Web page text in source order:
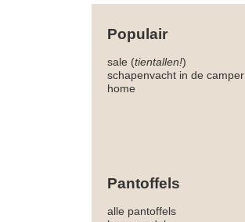
Populair
sale (tientallen!)
schapenvacht in de camper
home
Pantoffels
alle pantoffels